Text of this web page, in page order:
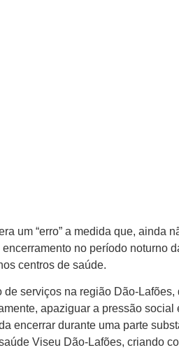
um “erro” a medida que, ainda
no período noturno
centros de saúde.
serviços na região Dão-
apaziguar a pressão social
encerrar durante uma parte
Viseu Dão-Lafões, criando